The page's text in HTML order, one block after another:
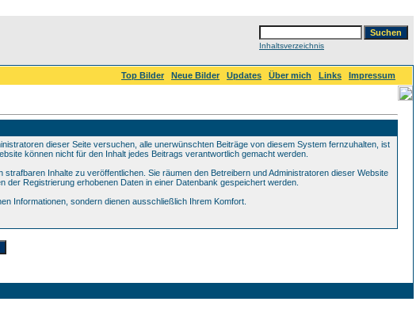
Inhaltsverzeichnis
Top Bilder Neue Bilder Updates Über mich Links
Impressum
dieser Seite versuchen, alle unerwünschten Beiträge von diesem System fernzuhalten, ist
können nicht für den Inhalt jedes Beitrags verantwortlich gemacht werden.
Inhalte zu veröffentlichen. Sie räumen den Betreibern und Administratoren dieser Website
Registrierung erhobenen Daten in einer Datenbank gespeichert werden.
Informationen, sondern dienen ausschließlich Ihrem Komfort.